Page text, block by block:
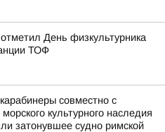
День физкультурника
ТОФ
совместно с
культурного наследия
затонувшее судно римской